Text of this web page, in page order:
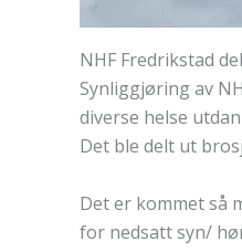
NHF Fredrikstad
Synliggjøring av
diverse helse
Det ble delt ut
Det er kommet så
for nedsatt syn/